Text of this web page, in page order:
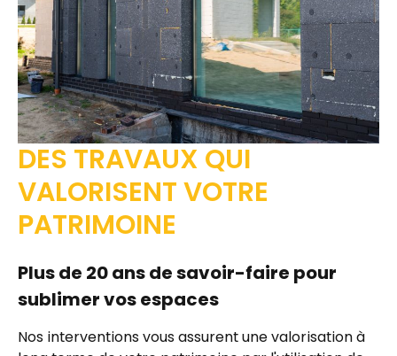
DES TRAVAUX QUI
VALORISENT VOTRE
PATRIMOINE
Plus de 20 ans de savoir-faire pour
sublimer vos espaces
Nos interventions vous assurent unevalorisation à